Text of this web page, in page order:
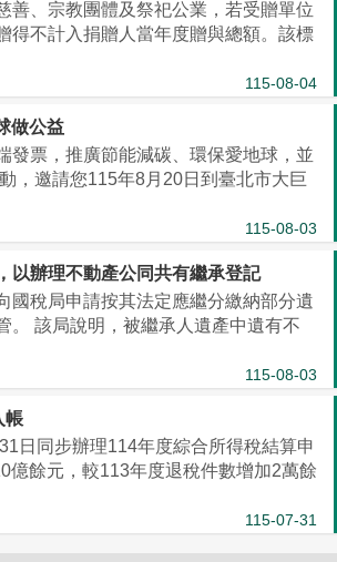
善、宗教團體及祭祀公業，若受贈單位
得不計入捐贈人當年度贈與總額。該標
115-08-04
做公益
發票，推廣節能減碳、環保愛地球，並
，邀請您115年8月20日到臺北市大巨
115-08-03
以辦理不動產公同共有繼承登記
國稅局申請按其法定應繼分繳納部分遺
。 該局說明，被繼承人遺產中遺有不
115-08-03
帳
日同步辦理114年度綜合所得稅結算申
億餘元，較113年度退稅件數增加2萬餘
115-07-31